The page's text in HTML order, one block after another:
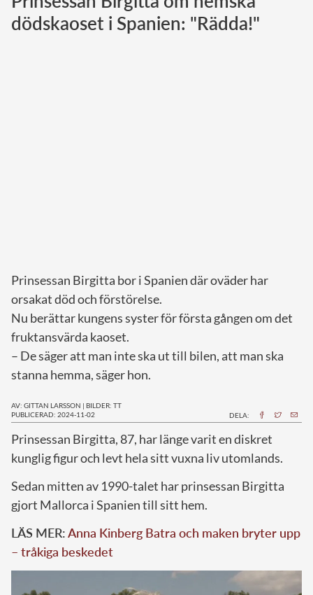
Norska kungahuset
dödskaoset i Spanien: "Rädda!"
Prinsessan Birgitta bor i Spanien där oväder har
orsakat död och förstörelse.
Nu berättar kungens syster för första gången om det
fruktansvärda kaoset.
– De säger att man inte ska ut till bilen, att man ska
stanna hemma, säger hon.
AV: GITTAN LARSSON | BILDER: TT
PUBLICERAD: 2024-11-02
DELA:
Prinsessan Birgitta, 87, har länge varit en diskret
kunglig figur och levt hela sitt vuxna liv utomlands.
Sedan mitten av 1990-talet har prinsessan Birgitta
gjort Mallorca i Spanien till sitt hem.
LÄS MER:Anna Kinberg Batra och maken bryter upp
– tråkiga beskedet